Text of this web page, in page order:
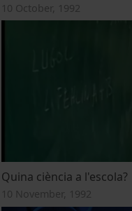
10 October, 1992
Quina ciència a l'escola?
10 November, 1992